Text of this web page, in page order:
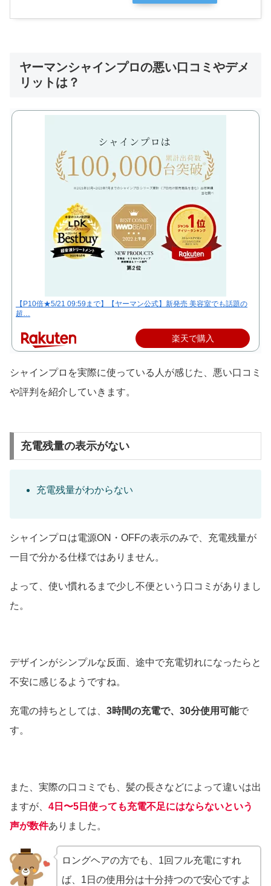
ヤーマンシャインプロの悪い口コミやデメ
リットは？
【P10倍★5/21 09:59まで】【ヤーマン公式】新発売 美容室でも話題の
超…
楽天で購入
シャインプロを実際に使っている人が感じた、悪い口コミ
や評判を紹介していきます。
充電残量の表示がない
充電残量がわからない
シャインプロは電源ON・OFFの表示のみで、充電残量が
一目で分かる仕様ではありません。
よって、使い慣れるまで少し不便という口コミがありまし
た。
デザインがシンプルな反面、途中で充電切れになったらと
不安に感じるようですね。
充電の持ちとしては、 3時間の充電で、30分使用可能で
す。
また、実際の口コミでも、髪の長さなどによって違いは出
ますが、 4日〜5日使っても充電不足にはならないという
声が数件ありました。
ロングヘアの方でも、1回フル充電にすれ
ば、1日の使用分は十分持つので安心ですよ